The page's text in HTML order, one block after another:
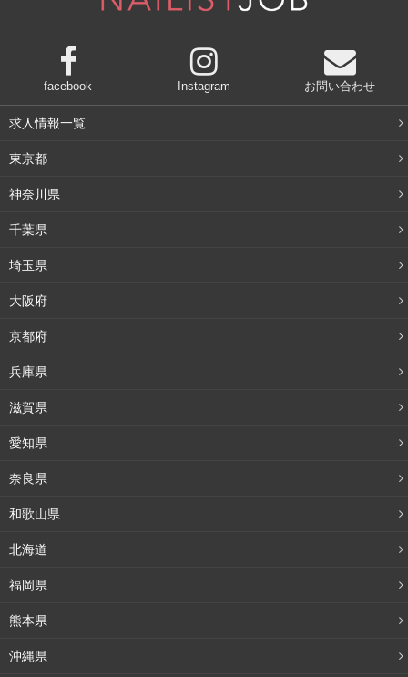
facebook Instagram お問い合わせ
求人情報一覧
東京都
神奈川県
千葉県
埼玉県
大阪府
京都府
兵庫県
滋賀県
愛知県
奈良県
和歌山県
北海道
福岡県
熊本県
沖縄県